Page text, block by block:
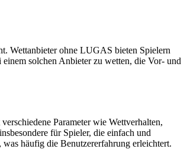
Wettanbieter ohne LUGAS bieten Spielern
solchen Anbieter zu wetten, die Vor- und
Parameter wie Wettverhalten,
für Spieler, die einfach und
häufig die Benutzererfahrung erleichtert.